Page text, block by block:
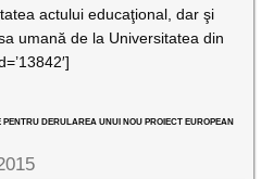
actului educaţional, dar şi
umană de la Universitatea din
DERULAREA UNUI NOU PROIECT EUROPEAN